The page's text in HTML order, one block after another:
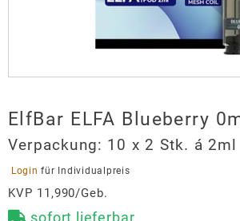
ElfBar ELFA Blueberry
Verpackung: 10 x 2 Stk. á 2ml
Login für Individualpreis
KVP 11,990/Geb.
sofort lieferbar